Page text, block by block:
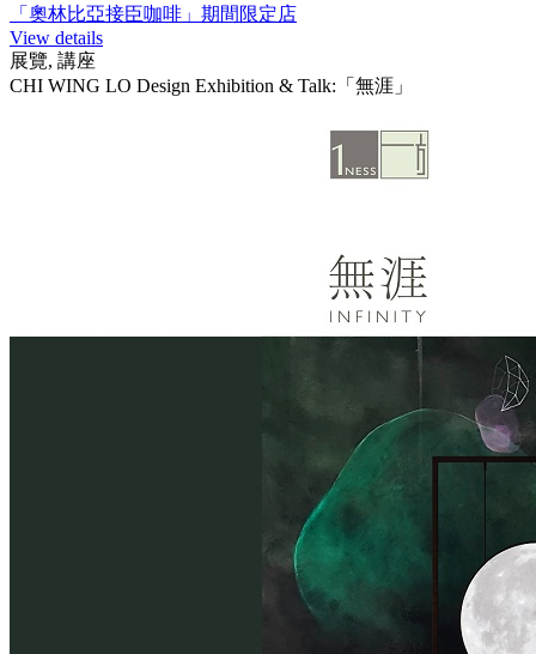
「奧林比亞接臣咖啡」期間限定店
View details
展覽, 講座
CHI WING LO Design Exhibition & Talk:「無涯」